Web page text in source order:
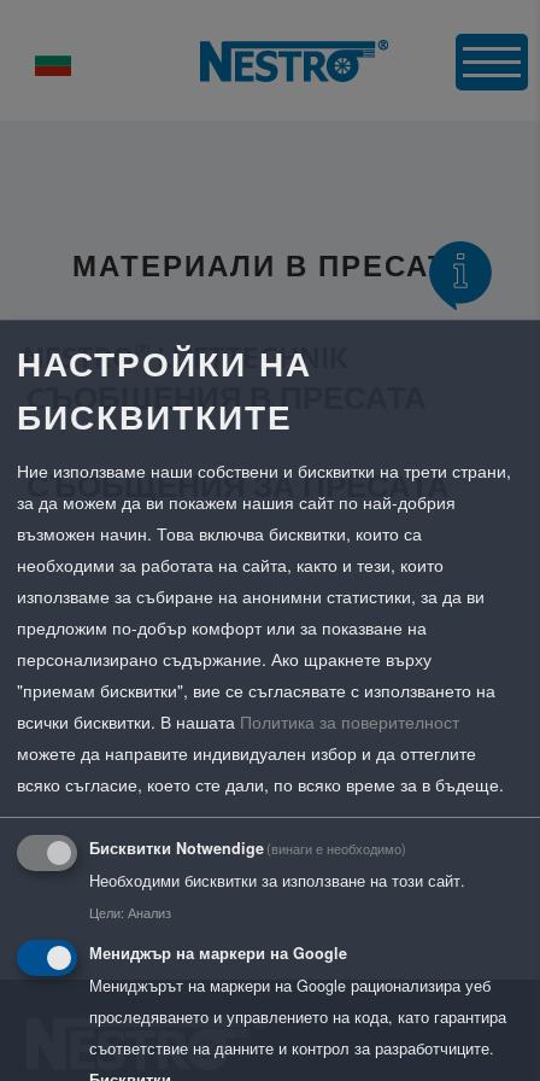
МАТЕРИАЛИ В ПРЕСАТА
NESTRO® LUFTTECHNIK
CЪОБЩЕНИЯ В ПРЕСАТА
СЪОБЩЕНИЯ ЗА ПРЕСАТА
НАСТРОЙКИ НА
БИСКВИТКИТЕ
Ние използваме наши собствени и бисквитки на трети страни,
за да можем да ви покажем нашия сайт по най-добрия
възможен начин. Това включва бисквитки, които са
необходими за работата на сайта, както и тези, които
използваме за събиране на анонимни статистики, за да ви
предложим по-добър комфорт или за показване на
персонализирано съдържание. Ако щракнете върху
"приемам бисквитки", вие се съгласявате с използването на
всички бисквитки. В нашата Политика за поверителност
можете да направите индивидуален избор и да оттеглите
всяко съгласие, което сте дали, по всяко време за в бъдеще.
Бисквитки Notwendige(винаги е необходимо)
Необходими бисквитки за използване на този сайт.
Цели: Анализ
Мениджър на маркери на Google
Мениджърът на маркери на Google рационализира уеб
проследяването и управлението на кода, като гарантира
съответствие на данните и контрол за разработчиците.